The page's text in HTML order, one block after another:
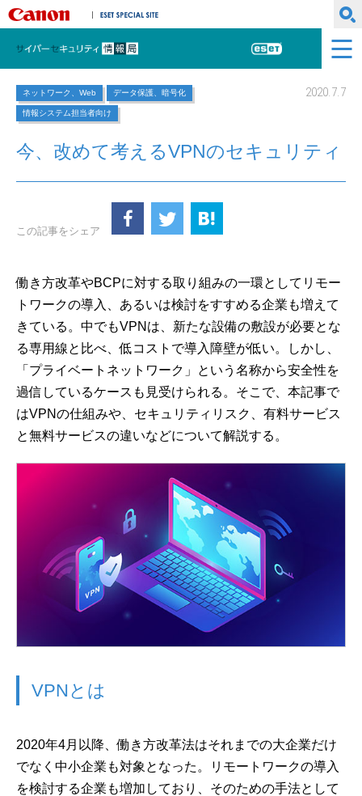
キヤノンマーケティングジャパン株式会社
サイバーセキュリティ情報局
ESET
ネットワーク、Web データ保護、暗号化
情報システム担当者向け
2020.7.7
今、改めて考えるVPNのセキュリティ
この記事をシェア
働き方改革やBCPに対する取り組みの一環としてリモー
トワークの導入、あるいは検討をすすめる企業も増えて
きている。中でもVPNは、新たな設備の敷設が必要とな
る専用線と比べ、低コストで導入障壁が低い。しかし、
「プライベートネットワーク」という名称から安全性を
過信しているケースも見受けられる。そこで、本記事で
はVPNの仕組みや、セキュリティリスク、有料サービス
と無料サービスの違いなどについて解説する。
VPNとは
2020年4月以降、働き方改革法はそれまでの大企業だけ
でなく中小企業も対象となった。リモートワークの導入
を検討する企業も増加しており、そのための手法として